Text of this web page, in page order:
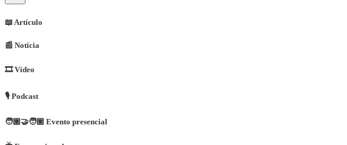
📖 Artículo
📰​ Noticia
🎞 Vídeo
🎙 Podcast
🧑🏽‍🤝‍🧑🏽 Evento presencial